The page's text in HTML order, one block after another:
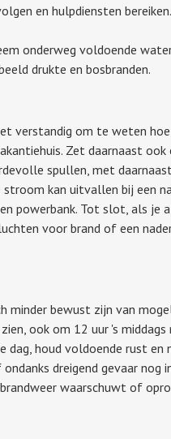
en hulpdiensten bereiken.
onderweg voldoende
drukte en bosbranden.
verstandig om te weten
Zet daarnaast
spullen, met
stroom kan uitvallen bij een
powerbank. Tot slot, als je
voor brand of een
minder bewust zijn van
ook om 12 uur 's
houd voldoende rust en
dreigend gevaar nog
waarschuwt of